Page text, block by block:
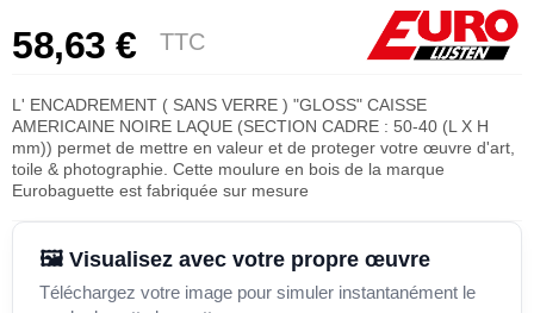
58,63 € TTC
L' ENCADREMENT ( SANS VERRE ) "GLOSS" CAISSE
AMERICAINE NOIRE LAQUE (SECTION CADRE : 50-40 (L X H
mm)) permet de mettre en valeur et de proteger votre œuvre d'art,
toile & photographie. Cette moulure en bois de la marque
Eurobaguette est fabriquée sur mesure
🖼️ Visualisez avec votre propre œuvre
Téléchargez votre image pour simuler instantanément le